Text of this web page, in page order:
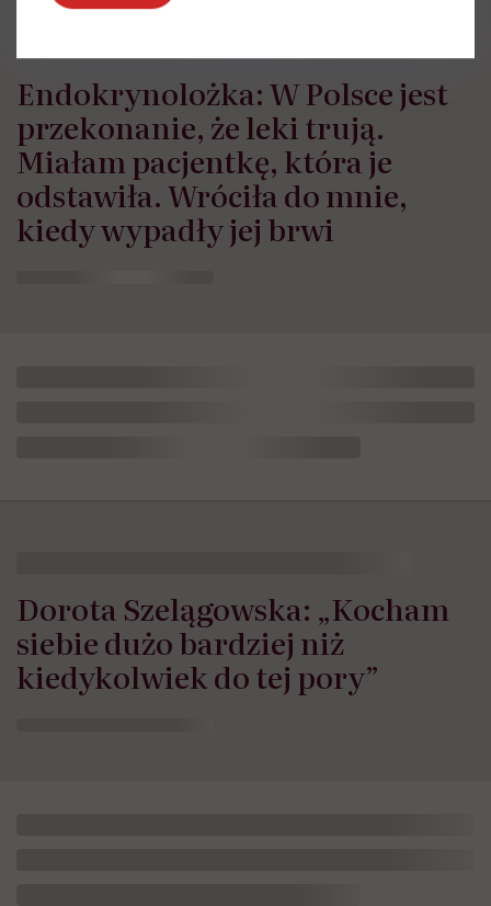
Endokrynolożka: W Polsce jest
przekonanie, że leki trują.
Miałam pacjentkę, która je
odstawiła. Wróciła do mnie,
kiedy wypadły jej brwi
Dorota Szelągowska: „Kocham
siebie dużo bardziej niż
kiedykolwiek do tej pory”